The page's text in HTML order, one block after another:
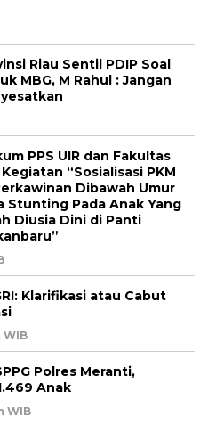
Riau Sentil PDIP Soal
MBG, M Rahul : Jangan
PPS UIR dan Fakultas
“Sosialisasi PKM
Dibawah Umur
Stunting Pada Anak Yang
Diusia Dini di Panti
Klarifikasi atau Cabut
WIB
Polres Meranti,
Anak
WIB